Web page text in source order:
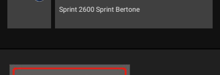
Sprint 2600 Sprint Bertone